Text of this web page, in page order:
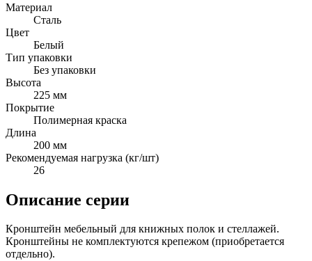
Материал
Сталь
Цвет
Белый
Тип упаковки
Без упаковки
Высота
225 мм
Покрытие
Полимерная краска
Длина
200 мм
Рекомендуемая нагрузка (кг/шт)
26
Описание серии
Кронштейн мебельный для книжных полок и стеллажей.
Кронштейны не комплектуются крепежом (приобретается
отдельно).